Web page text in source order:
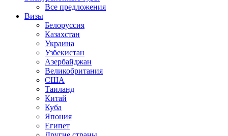
Все предложения
Визы
Белоруссия
Казахстан
Украина
Узбекистан
Азербайджан
Великобритания
США
Таиланд
Китай
Куба
Япония
Египет